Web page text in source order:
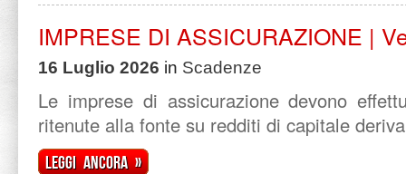
IMPRESE DI ASSICURAZIONE |
16 Luglio 2026 in Scadenze
Le imprese di assicurazione devono
ritenute alla fonte su redditi di capitale
Leggi ancora »